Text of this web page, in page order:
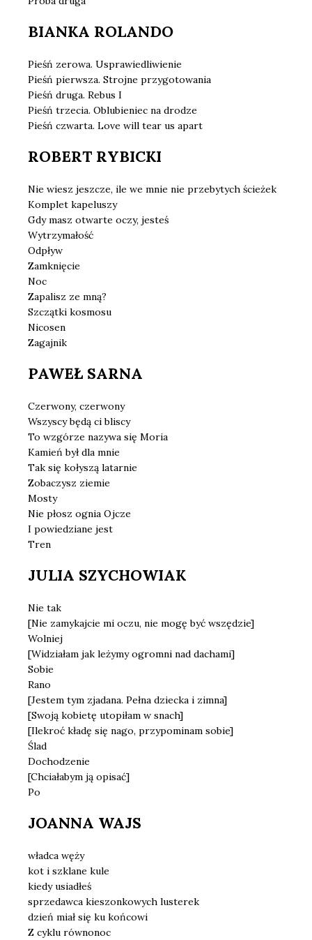
BIANKA ROLANDO
Pieśń zerowa. Usprawiedliwienie
Pieśń pierwsza. Strojne przygotowania
Pieśń druga. Rebus I
Pieśń trzecia. Oblubieniec na drodze
Pieśń czwarta. Love will tear us apart
ROBERT RYBICKI
Nie wiesz jeszcze, ile we mnie nie przebytych ścieżek
Komplet kapeluszy
Gdy masz otwarte oczy, jesteś
Wytrzymałość
Odpływ
Zamknięcie
Noc
Zapalisz ze mną?
Szczątki kosmosu
Nicosen
Zagajnik
PAWEŁ SARNA
Czerwony, czerwony
Wszyscy będą ci bliscy
To wzgórze nazywa się Moria
Kamień był dla mnie
Tak się kołyszą latarnie
Zobaczysz ziemie
Mosty
Nie płosz ognia Ojcze
I powiedziane jest
Tren
JULIA SZYCHOWIAK
Nie tak
[Nie zamykajcie mi oczu, nie mogę być wszędzie]
Wolniej
[Widziałam jak leżymy ogromni nad dachami]
Sobie
Rano
[Jestem tym zjadana. Pełna dziecka i zimna]
[Swoją kobietę utopiłam w snach]
[Ilekroć kładę się nago, przypominam sobie]
Ślad
Dochodzenie
[Chciałabym ją opisać]
Po
JOANNA WAJS
władca węży
kot i szklane kule
kiedy usiadłeś
sprzedawca kieszonkowych lusterek
dzień miał się ku końcowi
Z cyklu równonoc